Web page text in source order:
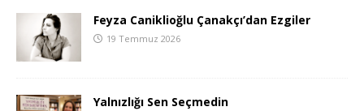
Feyza Caniklioğlu Çanakçı’dan Ezgiler
19 Temmuz 2026
Yalnızlığı Sen Seçmedin